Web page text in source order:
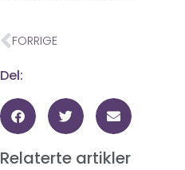
FORRIGE
Del:
Relaterte artikler